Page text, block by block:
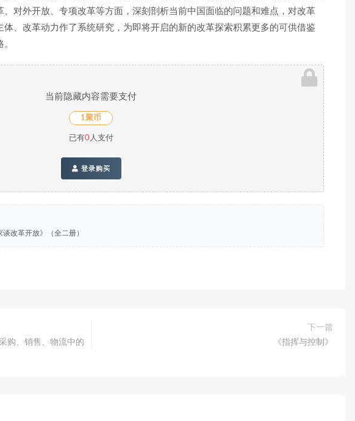
对外开放、专项改革等方面，深刻剖析当前中国面临的问题和难点，对改革
、改革动力作了系统研究，为即将开启的新的改革探索积累更多的可供借鉴
当前隐藏内容需要支付
1聚币
已有0人支付
登录购买
改革开放》（全二册）
购、销售、物流中的
下一篇
《指挥与控制》